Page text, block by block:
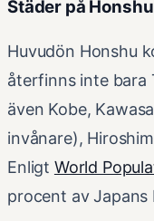
Städer på Honshu
Huvudön Honshu
återfinns inte bara
även Kobe,
invånare),
Enligt World
procent av